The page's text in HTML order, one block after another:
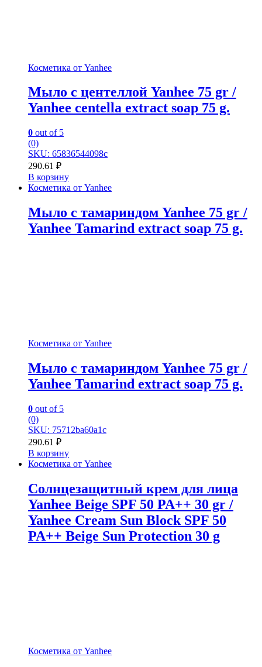
Косметика от Yanhee
Мыло с центеллой Yanhee 75 gr /
Yanhee centella extract soap 75 g.
0 out of 5
(0)
SKU: 65836544098c
290.61 ₽
В корзину
Косметика от Yanhee
Мыло с тамариндом Yanhee 75 gr /
Yanhee Tamarind extract soap 75 g.
Косметика от Yanhee
Мыло с тамариндом Yanhee 75 gr /
Yanhee Tamarind extract soap 75 g.
0 out of 5
(0)
SKU: 75712ba60a1c
290.61 ₽
В корзину
Косметика от Yanhee
Солнцезащитный крем для лица
Yanhee Beige SPF 50 PA++ 30 gr /
Yanhee Cream Sun Block SPF 50
PA++ Beige Sun Protection 30 g
Косметика от Yanhee